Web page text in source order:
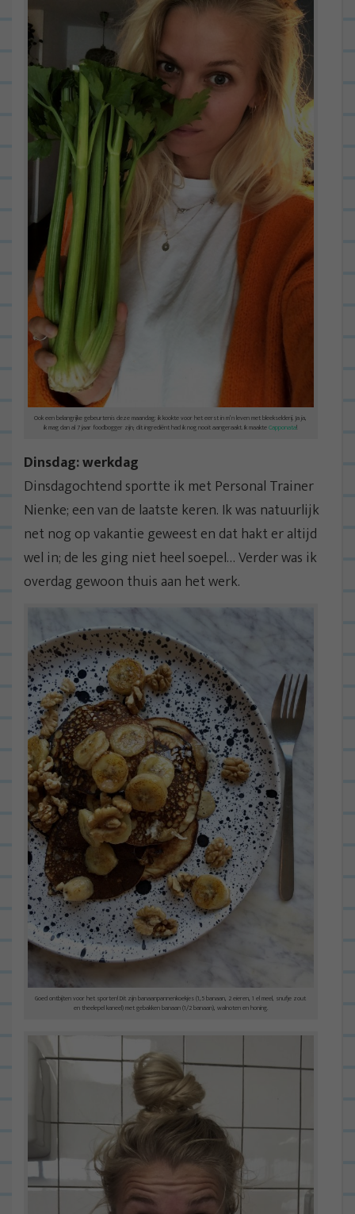
Ook een belangrijke gebeurtenis deze maandag: ik kookte voor het eerst in m’n leven met bleekselderij. Ja ja,
ik mag dan al 7 jaar foodbogger zijn; dit ingrediënt had ik nog nooit aangeraakt. Ik maakteCapponata!
Dinsdag: werkdag
Dinsdagochtend sportte ik met Personal Trainer
Nienke; een van de laatste keren. Ik was natuurlijk
net nog op vakantie geweest en dat hakt er altijd
wel in; de les ging niet heel soepel… Verder was ik
overdag gewoon thuis aan het werk.
Goed ontbijten voor het sporten! Dit zijn banaanpannenkoekjes (1,5 banaan, 2 eieren, 1 el meel, snufje zout
en theelepel kaneel) met gebakken banaan (1/2 banaan), walnoten en honing.